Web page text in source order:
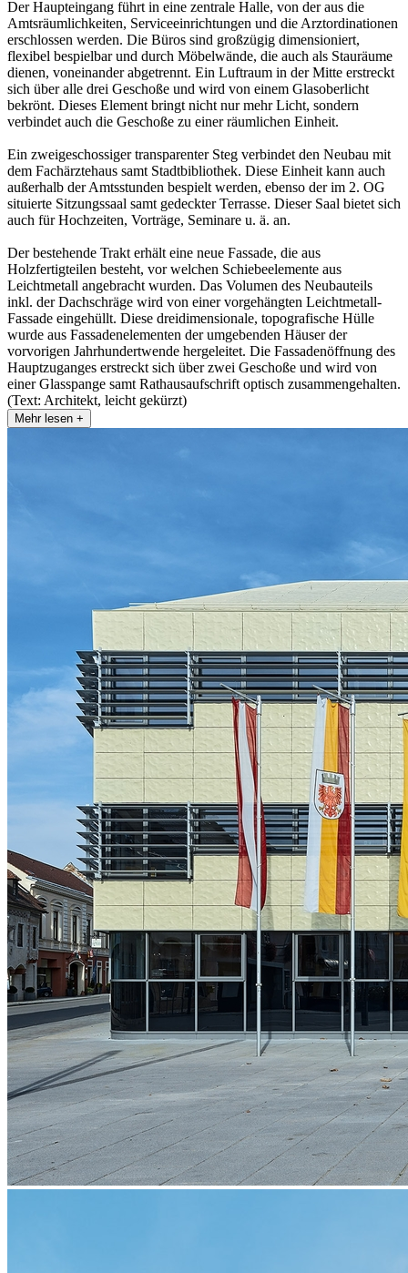
Der Haupteingang führt in eine zentrale Halle, von der aus die
Amtsräumlichkeiten, Serviceeinrichtungen und die Arztordinationen
erschlossen werden. Die Büros sind großzügig dimensioniert,
flexibel bespielbar und durch Möbelwände, die auch als Stauräume
dienen, voneinander abgetrennt. Ein Luftraum in der Mitte erstreckt
sich über alle drei Geschoße und wird von einem Glasoberlicht
bekrönt. Dieses Element bringt nicht nur mehr Licht, sondern
verbindet auch die Geschoße zu einer räumlichen Einheit.
Ein zweigeschossiger transparenter Steg verbindet den Neubau mit
dem Fachärztehaus samt Stadtbibliothek. Diese Einheit kann auch
außerhalb der Amtsstunden bespielt werden, ebenso der im 2. OG
situierte Sitzungssaal samt gedeckter Terrasse. Dieser Saal bietet sich
auch für Hochzeiten, Vorträge, Seminare u. ä. an.
Der bestehende Trakt erhält eine neue Fassade, die aus
Holzfertigteilen besteht, vor welchen Schiebeelemente aus
Leichtmetall angebracht wurden. Das Volumen des Neubauteils
inkl. der Dachschräge wird von einer vorgehängten Leichtmetall-
Fassade eingehüllt. Diese dreidimensionale, topografische Hülle
wurde aus Fassadenelementen der umgebenden Häuser der
vorvorigen Jahrhundertwende hergeleitet. Die Fassadenöffnung des
Hauptzuganges erstreckt sich über zwei Geschoße und wird von
einer Glasspange samt Rathausaufschrift optisch zusammengehalten.
(Text: Architekt, leicht gekürzt)
Mehr lesen +